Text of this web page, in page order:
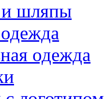
шляпы
одежда